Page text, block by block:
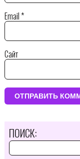
Email*
Сайт
ПОИСК: